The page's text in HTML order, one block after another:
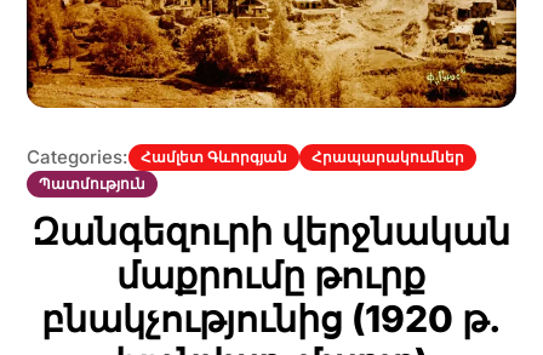
Categories: Համլետ Գևորգյան
Հրապարակումներ
Պատմություն
Զանգեզուրի վերջնական
մաքրումը թուրք
բնակչությունից (1920 թ.